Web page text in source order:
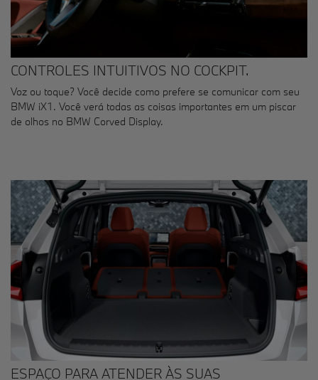
CONTROLES INTUITIVOS NO COCKPIT.
Voz ou toque? Você decide como prefere se comunicar com seu
BMW iX1. Você verá todas as coisas importantes em um piscar
de olhos no BMW Corved Display.
ESPAÇO PARA ATENDER ÀS SUAS